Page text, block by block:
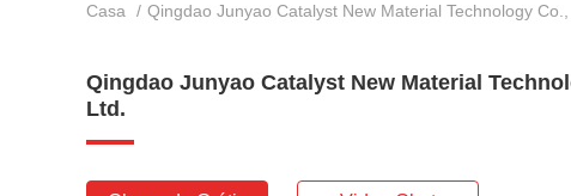
Casa / Qingdao Junyao Catalyst New Material Technology
Qingdao Junyao Catalyst New Material
Ltd.